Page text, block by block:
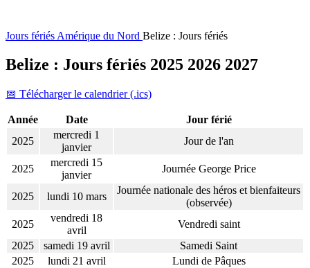
Jours fériés Amérique du Nord Belize : Jours fériés
Belize : Jours fériés 2025 2026 2027
📅 Télécharger le calendrier (.ics)
Année Date
Jour férié
2025
mercredi 1
janvier
Jour de l'an
2025
mercredi 15
janvier
Journée George Price
2025 lundi 10 mars
Journée nationale des héros et bienfaiteurs
(observée)
2025
vendredi 18
avril
Vendredi saint
2025
samedi 19 avril
Samedi Saint
2025
lundi 21 avril
Lundi de Pâques